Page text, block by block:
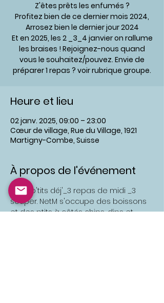
Z'êtes prêts les enfumés ?
Profitez bien de ce dernier mois 2024,
Arrosez bien le dernier jour 2024
Et en 2025, les 2 _3_4 janvier on rallume
les braises ! Rejoignez-nous quand
vous le souhaitez/pouvez. Envie de
préparer 1 repas ? voir rubrique groupe.
Heure et lieu
02 janv. 2025, 09:00 – 23:00
Cœur de village, Rue du Village, 1921
Martigny-Combe, Suisse
À propos de l'événement
....y'a 3 p'tits déj'_3 repas de midi _3
souper. NetM s'occupe des boissons
et des ptits à côtés chips, dips et